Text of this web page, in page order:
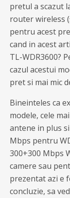
pretul a scazut
router wireless
pentru acest
cand in acest
TL-WDR3600?
cazul acestui
pret si mai mic
Bineinteles ca
modele, cele
antene in plus
Mbps pentru
300+300 Mbps
camere sau
prezentat azi e
concluzie, sa